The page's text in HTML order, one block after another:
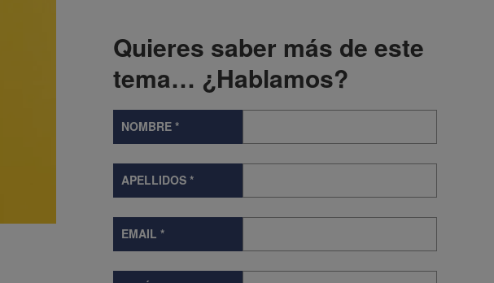
Quieres saber más de este
tema… ¿Hablamos?
NOMBRE*
APELLIDOS*
EMAIL*